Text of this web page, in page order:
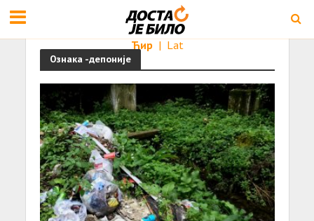
Ћир | Lat
Ознака -депоније